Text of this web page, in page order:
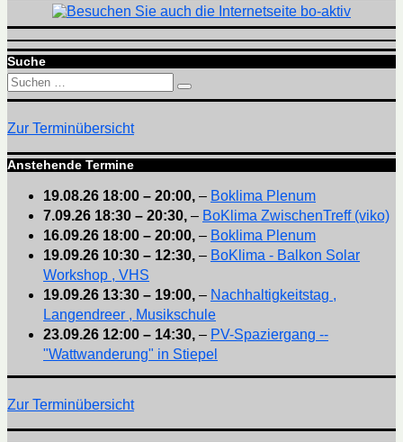
Suche
Suchen
nach:
Suchen
Zur Terminübersicht
Anstehende Termine
19.08.26 18:00 – 20:00, – Boklima Plenum
7.09.26 18:30 – 20:30, – BoKlima ZwischenTreff (viko)
16.09.26 18:00 – 20:00, – Boklima Plenum
19.09.26 10:30 – 12:30, – BoKlima - Balkon Solar
Workshop , VHS
19.09.26 13:30 – 19:00, – Nachhaltigkeitstag ,
Langendreer , Musikschule
23.09.26 12:00 – 14:30, – PV-Spaziergang --
"Wattwanderung" in Stiepel
Zur Terminübersicht